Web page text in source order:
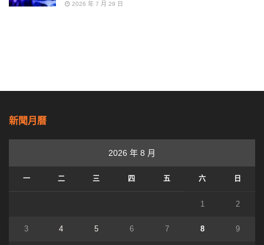
2026 年 7 月 29 日
新聞月曆
2026 年 8 月
一 二 三 四 五 六 日
1 2
3 4 5 6 7 8 9